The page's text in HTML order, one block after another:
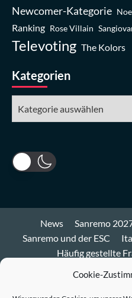
Cookie-
Newcomer-Kategorie
Ranking Rose Villain
Televoting The Kolors
Kategorien
News Sanremo
Sanremo und der ESC
Häufig gestellte